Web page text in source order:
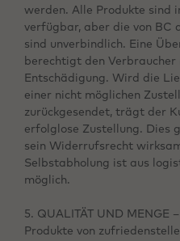
werden. Alle Produkte sind
verfügbar, aber die von BC
sind unverbindlich. Eine
berechtigt den Verbraucher
Entschädigung. Wird die
einer nicht möglichen
zurückgesendet, trägt der
erfolglose Zustellung. Dies
sein Widerrufsrecht
Selbstabholung ist aus
möglich.
5. QUALITÄT UND MENGE
Produkte von